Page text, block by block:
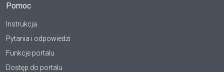
Pomoc
Instrukcja
Pytania i odpowiedzi
Funkcje portalu
Dostęp do portalu